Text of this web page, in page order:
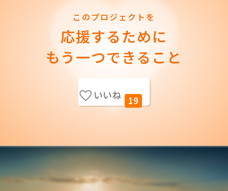
このプロジェクトを
応援するために
もう一つできること
いいね 19